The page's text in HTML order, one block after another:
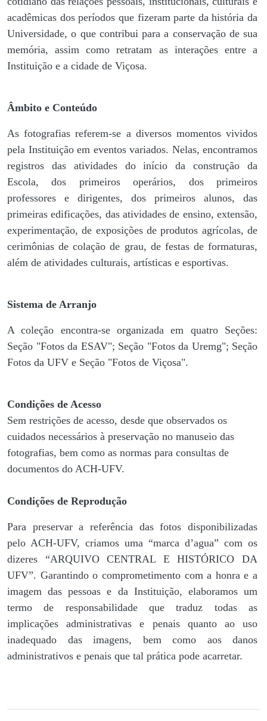
acadêmicas dos períodos que fizeram parte da história da
Universidade, o que contribui para a conservação de sua
memória, assim como retratam as interações entre a
Instituição e a cidade de Viçosa.
Âmbito e Conteúdo
As fotografias referem-se a diversos momentos vividos
pela Instituição em eventos variados. Nelas, encontramos
registros das atividades do início da construção da
Escola, dos primeiros operários, dos primeiros
professores e dirigentes, ​dos primeiros alunos, das
primeiras edificações, das atividades de ensino, extensão,
experimentação, de exposições de produtos agrícolas, de
cerimônias de colação de grau, de festas de formaturas,
além de atividades culturais, artísticas e esportivas.
Sistema de Arranjo
A coleção encontra-se organizada em quatro Seções:
Seção "Fotos da ESAV"; Seção "Fotos da Uremg"; Seção
Fotos da UFV e Seção "Fotos de Viçosa".
Condições de Acesso
Sem restrições de acesso, desde que observados os
cuidados necessários à preservação no manuseio das
fotografias, bem como as normas para consultas de
documentos do ACH-UFV.
Condições de Reprodução
Para preservar a referência das fotos disponibilizadas
pelo ACH-UFV, criamos uma “marca d’agua” com os
dizeres “ARQUIVO CENTRAL E HISTÓRICO DA
UFV”. Garantindo o comprometimento com a honra e a
imagem das pessoas e da Instituição, elaboramos um
termo de responsabilidade que traduz todas as
implicações administrativas e penais quanto ao uso
inadequado das imagens, bem como aos danos
administrativos e penais que tal prática pode acarretar.